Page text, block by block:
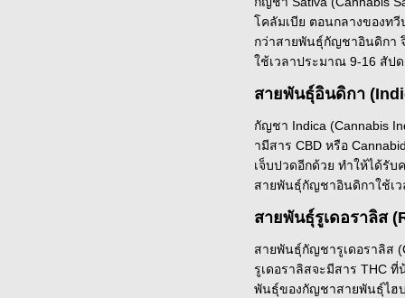
โคลัมเบีย ตอนกลางของท
กว่าสายพันธุ์กัญชาอินดิกา
ใช้เวลาประมาณ 9-16 สัป
สายพันธุ์อินดิกา
กัญชา Indica (Cannabis
ามีสาร CBD หรือ
เจ็บปวดอีกด้วย ทำให้ได้รั
สายพันธุ์กัญชาอินดิกาใช้เว
สายพันธุ์รูเดอราลิส
สายพันธุ์กัญชารูเดอราลิส
รูเดอราลิสจะมีสาร THC
พันธุ์ของกัญชาสายพันธุ์ไฮบ